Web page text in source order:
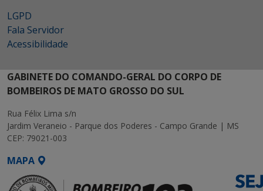
LGPD
Fala Servidor
Acessibilidade
GABINETE DO COMANDO-GERAL DO CORPO DE
BOMBEIROS DE MATO GROSSO DO SUL
Rua Félix Lima s/n
Jardim Veraneio - Parque dos Poderes - Campo Grande | MS
CEP: 79021-003
MAPA